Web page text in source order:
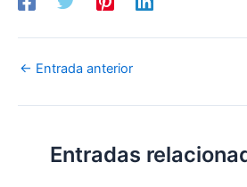
← Entrada anterior
Entradas